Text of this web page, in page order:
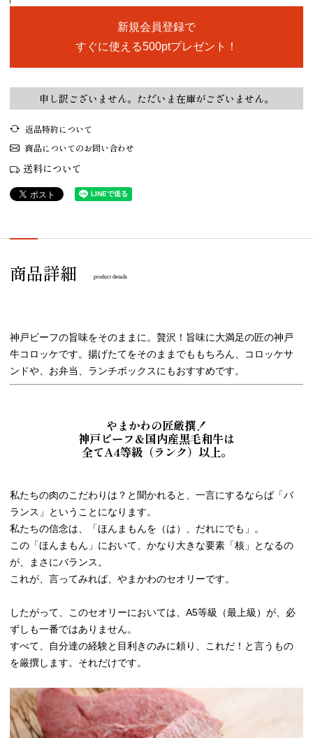
新規会員登録で
すぐに使える500ptプレゼント！
申し訳ございません。ただいま在庫がございません。
返品特約について
商品についてのお問い合わせ
送料について
商品詳細 product details
神戸ビーフの旨味をそのままに。贅沢！旨味に大満足の匠の神戸
牛コロッケです。揚げたてをそのままでももちろん、コロッケサ
ンドや、お弁当、ランチボックスにもおすすめです。
やまかわの匠厳撰！
神戸ビーフ＆国内産黒毛和牛は
全てA4等級（ランク）以上。
私たちの肉のこだわりは？と聞かれると、一言にするならば「バ
ランス」ということになります。
私たちの信念は、「ほんまもんを（は）、だれにでも」。
この「ほんまもん」において、かなり大きな要素「核」となるの
が、まさにバランス。
これが、言ってみれば、やまかわのセオリーです。
したがって、このセオリーにおいては、A5等級（最上級）が、必
ずしも一番ではありません。
すべて、自分達の経験と目利きのみに頼り、これだ！と言うもの
を厳撰します。それだけです。